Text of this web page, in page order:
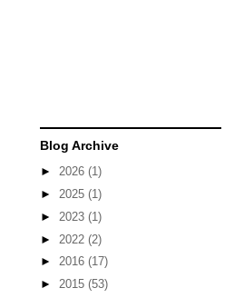
Blog Archive
► 2026 (1)
► 2025 (1)
► 2023 (1)
► 2022 (2)
► 2016 (17)
► 2015 (53)